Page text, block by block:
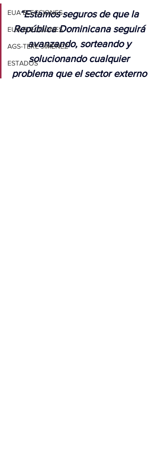
EUA ELECCIONES
EUA ELECCIONES
AGS-TERE JIMÉNEZ
ESTADOS
“Estamos seguros de que la
República Dominicana seguirá
avanzando, sorteando y
solucionando cualquier
problema que el sector externo